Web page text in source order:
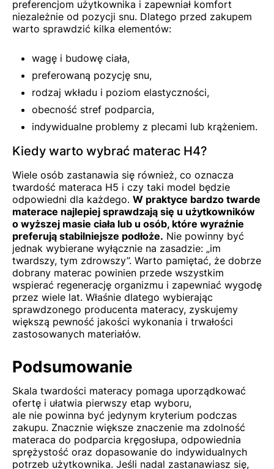
preferencjom użytkownika i zapewniał komfort
niezależnie od pozycji snu. Dlatego przed zakupem
warto sprawdzić kilka elementów:
wagę i budowę ciała,
preferowaną pozycję snu,
rodzaj wkładu i poziom elastyczności,
obecność stref podparcia,
indywidualne problemy z plecami lub krążeniem.
Kiedy warto wybrać materac H4?
Wiele osób zastanawia się również, co oznacza
twardość materaca H5 i czy taki model będzie
odpowiedni dla każdego. W praktyce bardzo twarde
materace najlepiej sprawdzają się u użytkowników
o wyższej masie ciała lub u osób, które wyraźnie
preferują stabilniejsze podłoże. Nie powinny być
jednak wybierane wyłącznie na zasadzie: „im
twardszy, tym zdrowszy”. Warto pamiętać, że dobrze
dobrany materac powinien przede wszystkim
wspierać regenerację organizmu i zapewniać wygodę
przez wiele lat. Właśnie dlatego wybierając
sprawdzonego producenta materacy, zyskujemy
większą pewność jakości wykonania i trwałości
zastosowanych materiałów.
Podsumowanie
Skala twardości materacy pomaga uporządkować
ofertę i ułatwia pierwszy etap wyboru,
ale nie powinna być jedynym kryterium podczas
zakupu. Znacznie większe znaczenie ma zdolność
materaca do podparcia kręgosłupa, odpowiednia
sprężystość oraz dopasowanie do indywidualnych
potrzeb użytkownika. Jeśli nadal zastanawiasz się,